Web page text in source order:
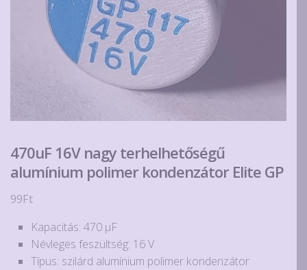
470uF 16V nagy terhelhetőségű
alumínium polimer kondenzátor Elite GP
99Ft
Kapacitás: 470 µF
Névleges feszültség: 16 V
Típus: szilárd alumínium polimer kondenzátor